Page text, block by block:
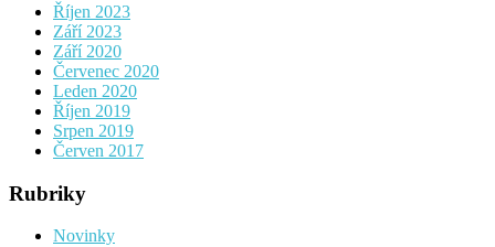
Říjen 2023
Září 2023
Září 2020
Červenec 2020
Leden 2020
Říjen 2019
Srpen 2019
Červen 2017
Rubriky
Novinky